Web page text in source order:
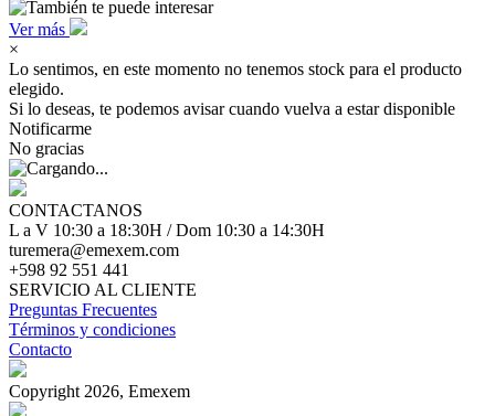
Ver más
×
Lo sentimos, en este momento no tenemos stock para el producto
elegido.
Si lo deseas, te podemos avisar cuando vuelva a estar disponible
Notificarme
No gracias
CONTACTANOS
L a V 10:30 a 18:30H / Dom 10:30 a 14:30H
turemera@emexem.com
+598 92 551 441
SERVICIO AL CLIENTE
Preguntas Frecuentes
Términos y condiciones
Contacto
Copyright 2026, Emexem